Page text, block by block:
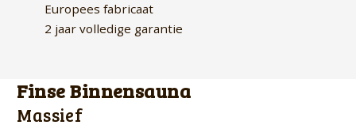
Europees fabricaat
2 jaar volledige garantie
Finse Binnensauna
Massief